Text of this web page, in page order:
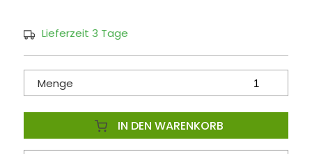
Lieferzeit 3 Tage
Menge
IN DEN WARENKORB